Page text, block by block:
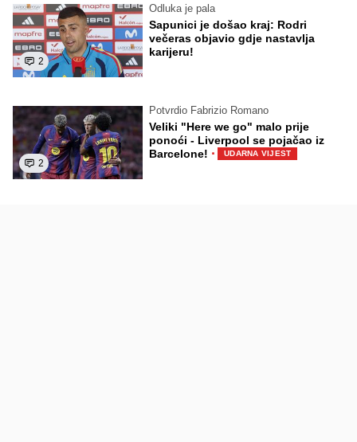
2
Odluka je pala
Sapunici je došao kraj: Rodri
večeras objavio gdje nastavlja
karijeru!
2
Potvrdio Fabrizio Romano
Veliki "Here we go" malo prije
ponoći - Liverpool se pojačao iz
Barcelone! · UDARNA VIJEST